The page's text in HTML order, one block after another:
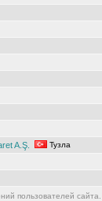
A.Ş. Тузла
пользователей сайта.